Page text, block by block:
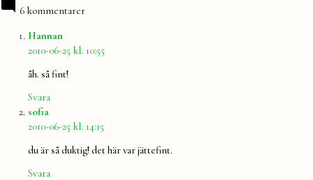
6 kommentarer
Hannan
2010-06-25 kl. 10:55
åh. så fint!
Svara
sofia
2010-06-25 kl. 14:15
du är så duktig! det här var jättefint.
Svara